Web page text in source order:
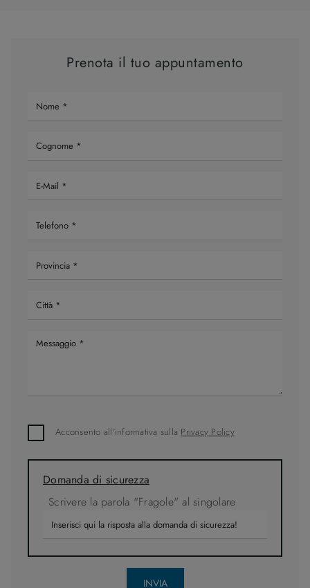
Prenota il tuo appuntamento
Acconsento all'informativa sulla Privacy Policy
Domanda di sicurezza
Scrivere la parola "Fragole" al singolare
INVIA